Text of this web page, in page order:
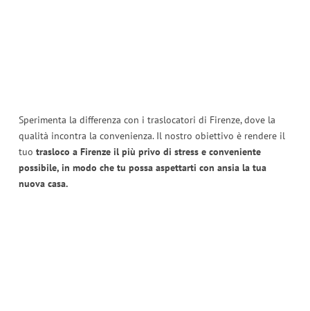
Sperimenta la differenza con i traslocatori di Firenze, dove la
qualità incontra la convenienza. Il nostro obiettivo è rendere il
tuo trasloco a Firenze il più privo di stress e conveniente
possibile, in modo che tu possa aspettarti con ansia la tua
nuova casa.